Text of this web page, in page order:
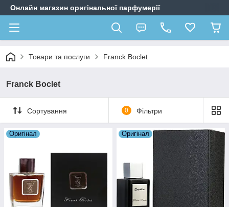
Онлайн магазин оригінальної парфумерії
Товари та послуги Franck Boclet
Franck Boclet
Сортування 0 Фільтри
Оригiнал Оригiнал